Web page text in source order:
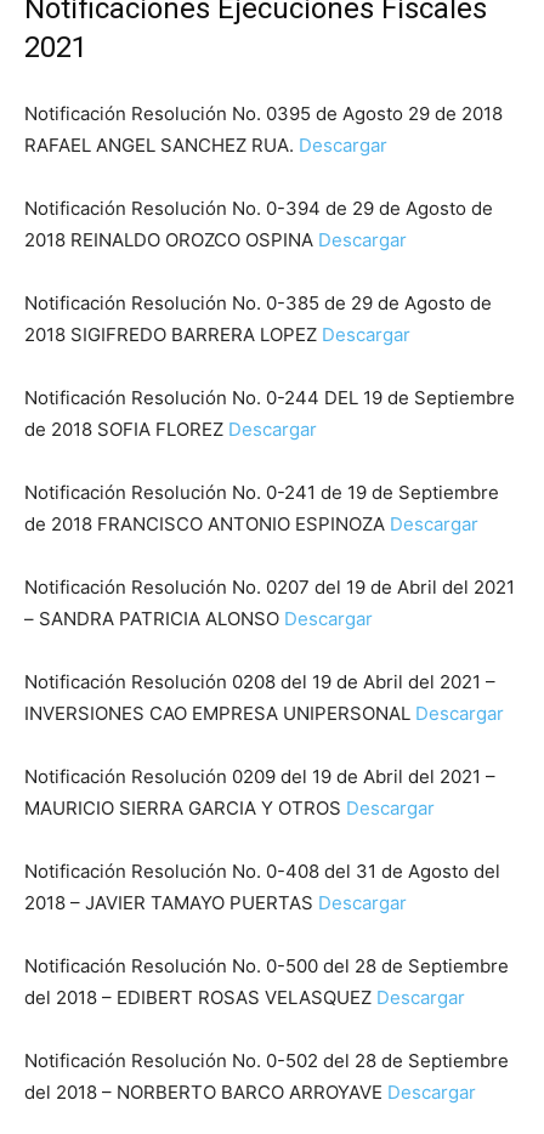
Notificaciones Ejecuciones Fiscales
2021
Notificación Resolución No. 0395 de Agosto 29 de 2018
RAFAEL ANGEL SANCHEZ RUA. Descargar
Notificación Resolución No. 0-394 de 29 de Agosto de
2018 REINALDO OROZCO OSPINA Descargar
Notificación Resolución No. 0-385 de 29 de Agosto de
2018 SIGIFREDO BARRERA LOPEZ Descargar
Notificación Resolución No. 0-244 DEL 19 de Septiembre
de 2018 SOFIA FLOREZ Descargar
Notificación Resolución No. 0-241 de 19 de Septiembre
de 2018 FRANCISCO ANTONIO ESPINOZA Descargar
Notificación Resolución No. 0207 del 19 de Abril del 2021
– SANDRA PATRICIA ALONSO Descargar
Notificación Resolución 0208 del 19 de Abril del 2021 –
INVERSIONES CAO EMPRESA UNIPERSONAL Descargar
Notificación Resolución 0209 del 19 de Abril del 2021 –
MAURICIO SIERRA GARCIA Y OTROS Descargar
Notificación Resolución No. 0-408 del 31 de Agosto del
2018 – JAVIER TAMAYO PUERTAS Descargar
Notificación Resolución No. 0-500 del 28 de Septiembre
del 2018 – EDIBERT ROSAS VELASQUEZ Descargar
Notificación Resolución No. 0-502 del 28 de Septiembre
del 2018 – NORBERTO BARCO ARROYAVE Descargar